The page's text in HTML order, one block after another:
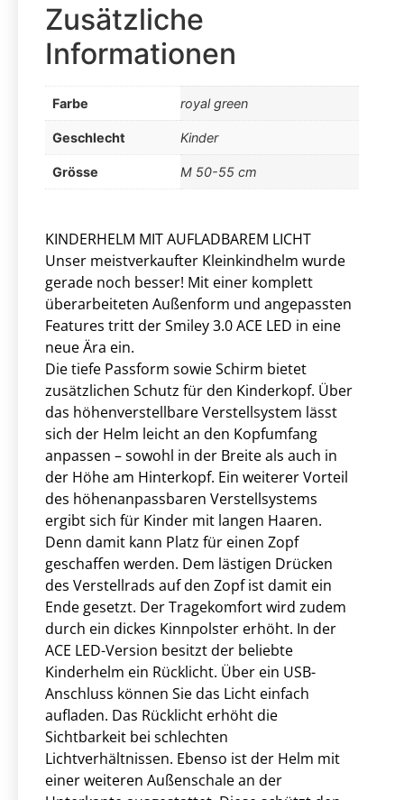
Zusätzliche
Informationen
Farbe royal green
Geschlecht Kinder
Grösse M 50-55 cm
KINDERHELM MIT AUFLADBAREM LICHT
Unser meistverkaufter Kleinkindhelm wurde
gerade noch besser! Mit einer komplett
überarbeiteten Außenform und angepassten
Features tritt der Smiley 3.0 ACE LED in eine
neue Ära ein.
Die tiefe Passform sowie Schirm bietet
zusätzlichen Schutz für den Kinderkopf. Über
das höhenverstellbare Verstellsystem lässt
sich der Helm leicht an den Kopfumfang
anpassen – sowohl in der Breite als auch in
der Höhe am Hinterkopf. Ein weiterer Vorteil
des höhenanpassbaren Verstellsystems
ergibt sich für Kinder mit langen Haaren.
Denn damit kann Platz für einen Zopf
geschaffen werden. Dem lästigen Drücken
des Verstellrads auf den Zopf ist damit ein
Ende gesetzt. Der Tragekomfort wird zudem
durch ein dickes Kinnpolster erhöht. In der
ACE LED-Version besitzt der beliebte
Kinderhelm ein Rücklicht. Über ein USB-
Anschluss können Sie das Licht einfach
aufladen. Das Rücklicht erhöht die
Sichtbarkeit bei schlechten
Lichtverhältnissen. Ebenso ist der Helm mit
einer weiteren Außenschale an der